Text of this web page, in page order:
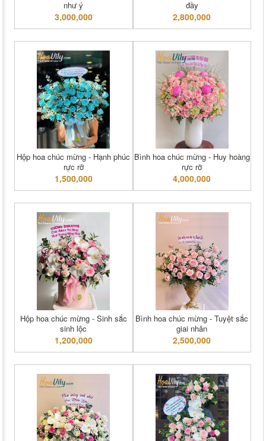
như ý
3,000,000
đầy
2,800,000
Hộp hoa chúc mừng - Hạnh phúc
rực rỡ
1,500,000
Bình hoa chúc mừng - Huy hoàng
rực rỡ
4,000,000
Hộp hoa chúc mừng - Sinh sắc
sinh lộc
1,200,000
Bình hoa chúc mừng - Tuyệt sắc
giai nhân
2,500,000